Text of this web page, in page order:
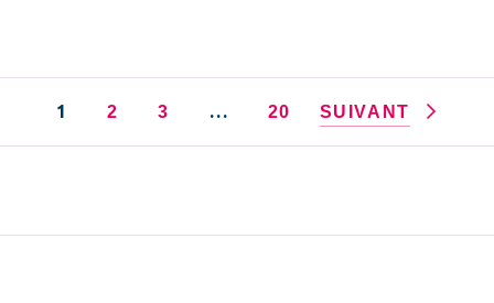
1 2 3 … 20 SUIVANT